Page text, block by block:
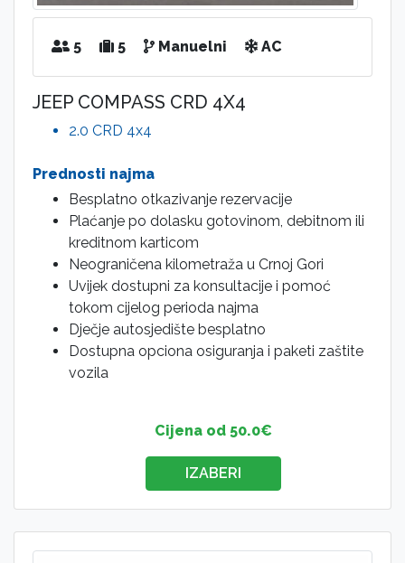
5 5 Manuelni AC
JEEP COMPASS CRD 4X4
2.0 CRD 4x4
Prednosti najma
Besplatno otkazivanje rezervacije
Plaćanje po dolasku gotovinom, debitnom ili
kreditnom karticom
Neograničena kilometraža u Crnoj Gori
Uvijek dostupni za konsultacije i pomoć
tokom cijelog perioda najma
Dječje autosjedište besplatno
Dostupna opciona osiguranja i paketi zaštite
vozila
Cijena od 50.0€
IZABERI